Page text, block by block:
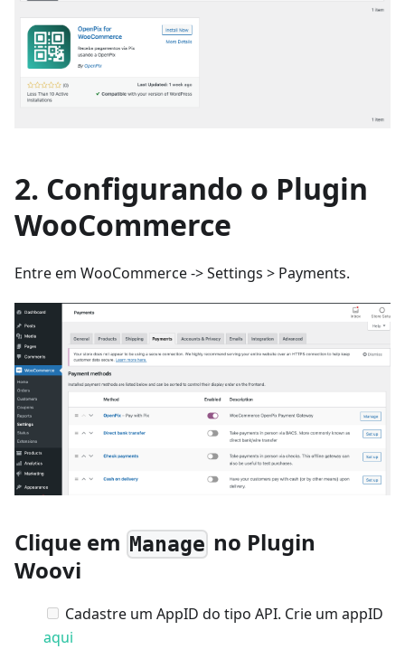
2. Configurando o Plugin
WooCommerce
Entre em WooCommerce -> Settings > Payments.
Clique em Manage no Plugin
Woovi
Cadastre um AppID do tipo API. Crie um appID
aqui